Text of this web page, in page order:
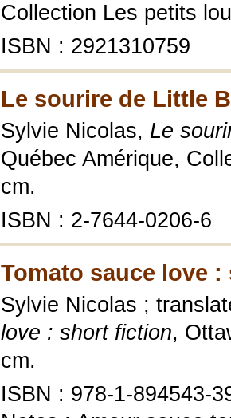
Collection Les petits
ISBN : 2921310759
Le sourire de Little
Sylvie Nicolas, Le
Québec Amérique,
cm.
ISBN : 2-7644-0206-6
Tomato sauce love
Sylvie Nicolas ;
love : short fiction,
cm.
ISBN : 978-1-894543-